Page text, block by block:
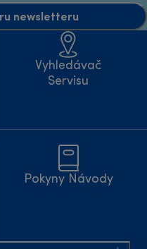
newsletteru
Vyhledávač
Servisu
Pokyny Návody